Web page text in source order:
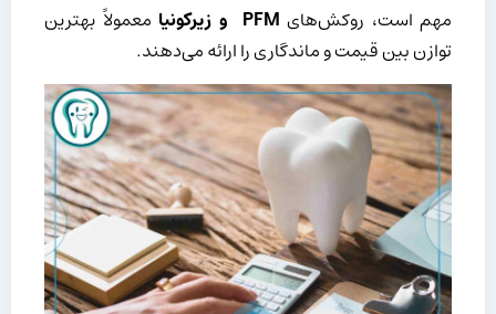
مهم است، روکش‌های PFM و زیرکونیا معمولاً بهترین
توازن بین قیمت و ماندگاری را ارائه می‌دهند.